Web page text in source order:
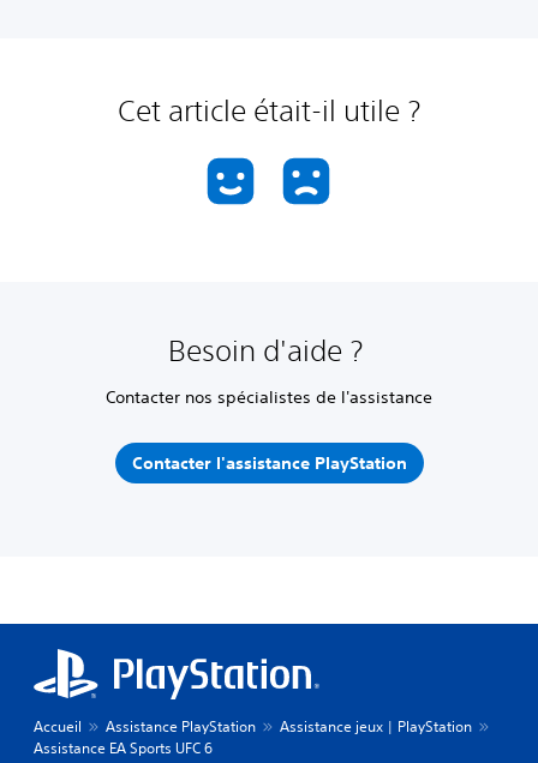
Cet article était-il utile ?
Besoin d'aide ?
Contacter nos spécialistes de l'assistance
Contacter l'assistance PlayStation
Accueil Assistance PlayStation
Assistance jeux | PlayStation
Assistance EA Sports UFC 6